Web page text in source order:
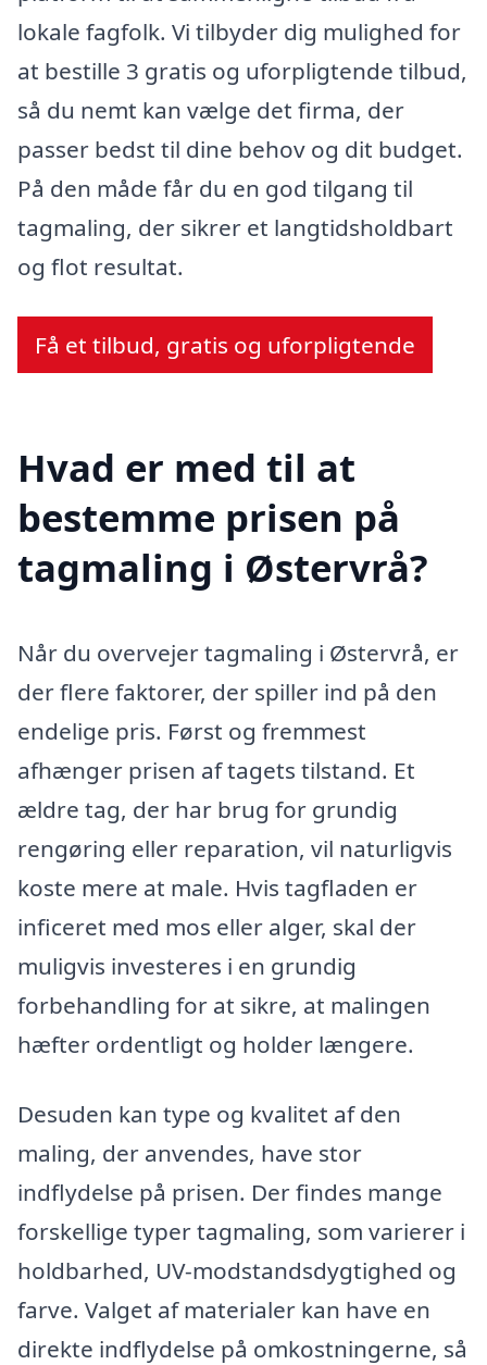
lokale fagfolk. Vi tilbyder dig mulighed for
at bestille 3 gratis og uforpligtende tilbud,
så du nemt kan vælge det firma, der
passer bedst til dine behov og dit budget.
På den måde får du en god tilgang til
tagmaling, der sikrer et langtidsholdbart
og flot resultat.
Få et tilbud, gratis og uforpligtende
Hvad er med til at
bestemme prisen på
tagmaling i Østervrå?
Når du overvejer tagmaling i Østervrå, er
der flere faktorer, der spiller ind på den
endelige pris. Først og fremmest
afhænger prisen af tagets tilstand. Et
ældre tag, der har brug for grundig
rengøring eller reparation, vil naturligvis
koste mere at male. Hvis tagfladen er
inficeret med mos eller alger, skal der
muligvis investeres i en grundig
forbehandling for at sikre, at malingen
hæfter ordentligt og holder længere.
Desuden kan type og kvalitet af den
maling, der anvendes, have stor
indflydelse på prisen. Der findes mange
forskellige typer tagmaling, som varierer i
holdbarhed, UV-modstandsdygtighed og
farve. Valget af materialer kan have en
direkte indflydelse på omkostningerne, så